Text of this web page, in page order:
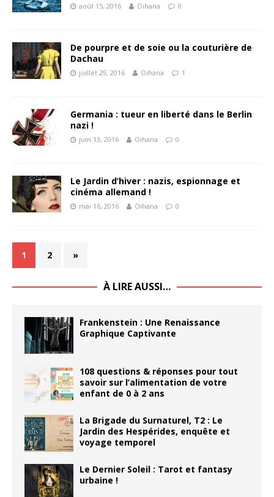
août 15, 2016 Oihana 0
De pourpre et de soie ou la couturière de
Dachau
juillet 29, 2016 Oihana 1
Germania : tueur en liberté dans le Berlin
nazi !
juin 13, 2016 Oihana 0
Le Jardin d’hiver : nazis, espionnage et
cinéma allemand !
mai 16, 2016 Oihana 0
1 2 »
À LIRE AUSSI…
Frankenstein : Une Renaissance
Graphique Captivante
108 questions & réponses pour tout
savoir sur l’alimentation de votre
enfant de 0 à 2 ans
La Brigade du Surnaturel, T2 : Le
Jardin des Hespérides, enquête et
voyage temporel
Le Dernier Soleil : Tarot et fantasy
urbaine !